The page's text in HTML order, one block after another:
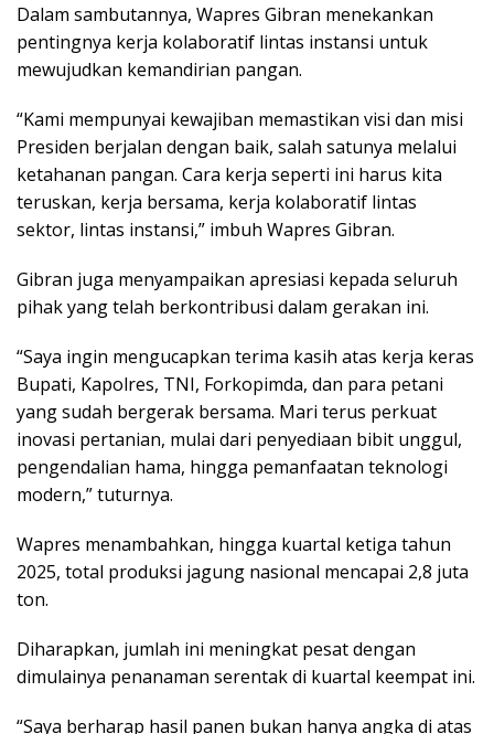
Dalam sambutannya, Wapres Gibran menekankan
pentingnya kerja kolaboratif lintas instansi untuk
mewujudkan kemandirian pangan.
“Kami mempunyai kewajiban memastikan visi dan misi
Presiden berjalan dengan baik, salah satunya melalui
ketahanan pangan. Cara kerja seperti ini harus kita
teruskan, kerja bersama, kerja kolaboratif lintas
sektor, lintas instansi,” imbuh Wapres Gibran.
Gibran juga menyampaikan apresiasi kepada seluruh
pihak yang telah berkontribusi dalam gerakan ini.
“Saya ingin mengucapkan terima kasih atas kerja keras
Bupati, Kapolres, TNI, Forkopimda, dan para petani
yang sudah bergerak bersama. Mari terus perkuat
inovasi pertanian, mulai dari penyediaan bibit unggul,
pengendalian hama, hingga pemanfaatan teknologi
modern,” tuturnya.
Wapres menambahkan, hingga kuartal ketiga tahun
2025, total produksi jagung nasional mencapai 2,8 juta
ton.
Diharapkan, jumlah ini meningkat pesat dengan
dimulainya penanaman serentak di kuartal keempat ini.
“Saya berharap hasil panen bukan hanya angka di atas